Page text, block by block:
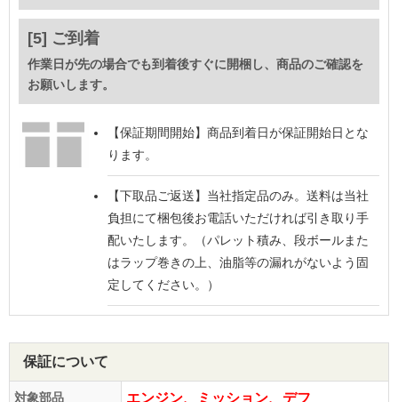
[5] ご到着
作業日が先の場合でも到着後すぐに開梱し、商品のご確認を
お願いします。
【保証期間開始】 商品到着日が保証開始日とな
ります。
【下取品ご返送】 当社指定品のみ。送料は当社
負担にて梱包後お電話いただければ引き取り手
配いたします。（パレット積み、段ボールまた
はラップ巻きの上、油脂等の漏れがないよう固
定してください。）
保証について
対象部品 エンジン、ミッション、デフ